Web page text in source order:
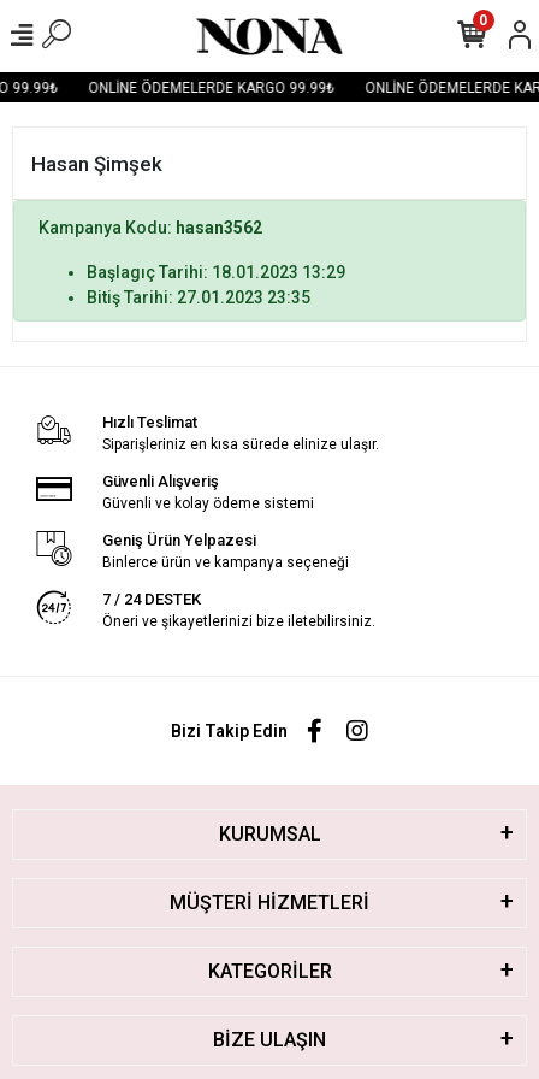
99.99₺ ONLİNE ÖDEMELERDE KARGO 99.99₺ ONLİNE ÖDEMELERDE
0
Hasan Şimşek
Kampanya Kodu: hasan3562
Başlagıç Tarihi: 18.01.2023 13:29
Bitiş Tarihi: 27.01.2023 23:35
Hızlı Teslimat
Siparişleriniz en kısa sürede elinize ulaşır.
Güvenli Alışveriş
Güvenli ve kolay ödeme sistemi
Geniş Ürün Yelpazesi
Binlerce ürün ve kampanya seçeneği
7 / 24 DESTEK
Öneri ve şikayetlerinizi bize iletebilirsiniz.
Bizi Takip Edin
KURUMSAL
MÜŞTERİ HİZMETLERİ
KATEGORİLER
BİZE ULAŞIN